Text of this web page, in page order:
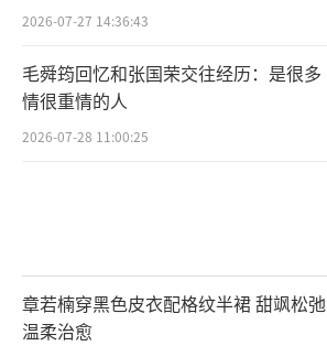
2026-07-27 14:36:43
毛舜筠回忆和张国荣交往经历：是很多
情很重情的人
2026-07-28 11:00:25
章若楠穿黑色皮衣配格纹半裙 甜飒松弛
温柔治愈